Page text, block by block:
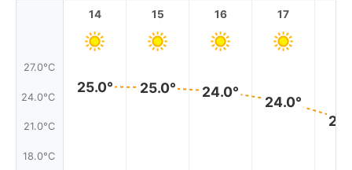
27.0°C
24.0°C
21.0°C
18.0°C
14
25.0°
15
25.0°
16
24.0°
17
24.0°